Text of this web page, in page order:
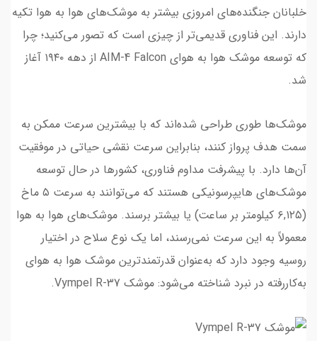
خلبانان جنگنده‌های امروزی بیشتر به موشک‌های هوا به هوا تکیه
دارند. این فناوری قدیمی‌تر از چیزی است که تصور می‌کنید؛ چرا
که توسعه موشک هوا به هوای AIM-4 Falcon از دهه ۱۹۴۰ آغاز
شد.
موشک‌ها طوری طراحی شده‌اند که با بیشترین سرعت ممکن به
سمت هدف پرواز کنند، بنابراین سرعت نقشی حیاتی در موفقیت
آن‌ها دارد. با پیشرفت مداوم فناوری، کشورها در حال توسعه
موشک‌های هایپرسونیکی هستند که می‌توانند به سرعت ۵ ماخ
(۶,۱۲۵ کیلومتر بر ساعت) یا بیشتر برسند. موشک‌های هوا به هوا
معمولاً به این سرعت نمی‌رسند، اما یک نوع سلاح در اختیار
روسیه وجود دارد که به‌عنوان قدرتمندترین موشک هوا به هوای
به‌کاررفته در نبرد شناخته می‌شود: موشک Vympel R-37.